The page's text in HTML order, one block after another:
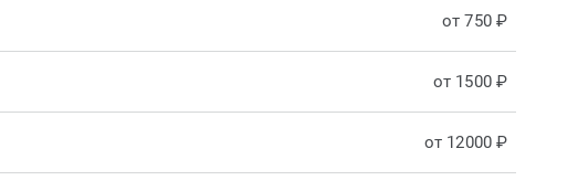
от 750 ₽
от 1500 ₽
от 12000 ₽